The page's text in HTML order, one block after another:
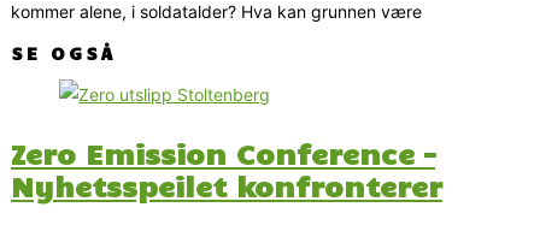
kommer alene, i soldatalder? Hva kan grunnen være
SE OGSÅ
Zero Emission Conference –
Nyhetsspeilet konfronterer